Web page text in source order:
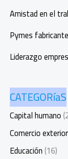
Amistad en el
Pymes
Liderazgo
CATEGORíaS
Capital humano
Comercio exterior
Educación(16)